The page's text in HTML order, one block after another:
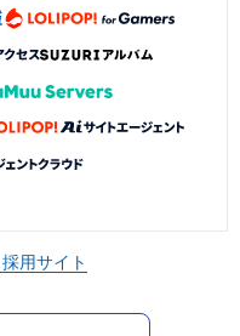
採用サイト